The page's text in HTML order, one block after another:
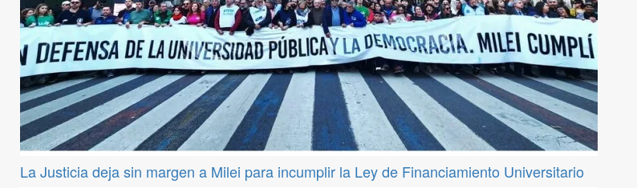
La Justicia deja sin margen a Milei para incumplir la Ley de Financiamiento Universitario